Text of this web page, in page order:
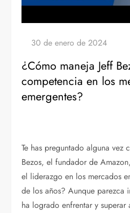
¿Cómo maneja Jeff
competencia en los
emergentes?
Te has preguntado alguna vez
Bezos, el fundador de
el liderazgo en los mercados
de los años? Aunque parezca
ha logrado enfrentar y